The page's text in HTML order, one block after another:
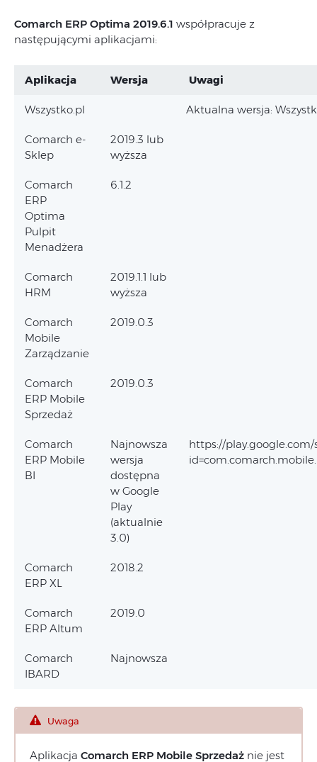
Comarch ERP Optima 2019.6.1 współpracuje z
następującymi aplikacjami:
Aplikacja Wersja Uwagi
Wszystko.pl Aktualna wersja:
Comarch e-
Sklep
2019.3 lub
wyższa
Comarch
ERP
Optima
Pulpit
Menadżera
6.1.2
Comarch
HRM
2019.1.1 lub
wyższa
Comarch
Mobile
Zarządzanie
2019.0.3
Comarch
ERP Mobile
Sprzedaż
2019.0.3
Comarch
ERP Mobile
BI
Najnowsza
wersja
dostępna
w Google
Play
(aktualnie
3.0)
https://
Comarch
ERP XL
2018.2
Comarch
ERP Altum
2019.0
Comarch
IBARD
Najnowsza
Uwaga
Aplikacja Comarch ERP Mobile Sprzedaż nie jest